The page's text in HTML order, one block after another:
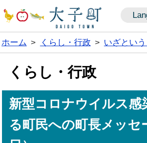
ホーム > くらし・行政 > いざとい
くらし・行政
新型コロナウイルス感
る町民への町長メッセ